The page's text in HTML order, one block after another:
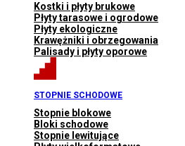
Kostki i płyty brukowe
Płyty tarasowe i ogrodowe
Płyty ekologiczne
Krawężniki i obrzegowania
Palisady i płyty oporowe
STOPNIE SCHODOWE
Stopnie blokowe
Bloki schodowe
Stopnie lewitujące